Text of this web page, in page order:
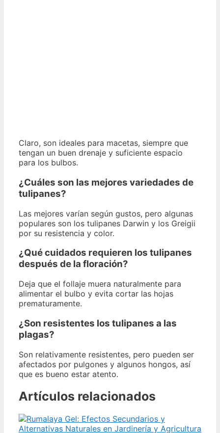
Claro, son ideales para macetas, siempre que
tengan un buen drenaje y suficiente espacio
para los bulbos.
¿Cuáles son las mejores variedades de
tulipanes?
Las mejores varían según gustos, pero algunas
populares son los tulipanes Darwin y los Greigii
por su resistencia y color.
¿Qué cuidados requieren los tulipanes
después de la floración?
Deja que el follaje muera naturalmente para
alimentar el bulbo y evita cortar las hojas
prematuramente.
¿Son resistentes los tulipanes a las
plagas?
Son relativamente resistentes, pero pueden ser
afectados por pulgones y algunos hongos, así
que es bueno estar atento.
Artículos relacionados